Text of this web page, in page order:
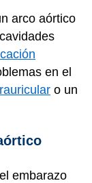
arco aórtico
en el
o un
embarazo